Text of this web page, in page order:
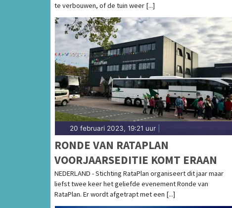
te verbouwen, of de tuin weer [...]
20 februari 2023, 19:21 uur
RONDE VAN RATAPLAN
VOORJAARSEDITIE KOMT ERAAN
NEDERLAND - Stichting RataPlan organiseert dit jaar maar
liefst twee keer het geliefde evenement Ronde van
RataPlan. Er wordt afgetrapt met een [...]